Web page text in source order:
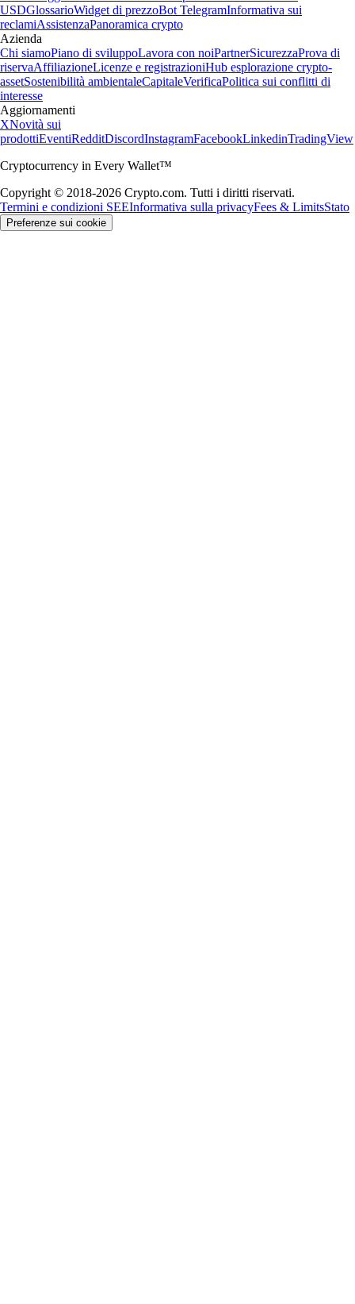
USDGlossarioWidget di prezzoBot TelegramInformativa sui
reclamiAssistenzaPanoramica crypto
Azienda
Chi siamoPiano di sviluppoLavora con noiPartnerSicurezzaProva di
riservaAffiliazioneLicenze e registrazioniHub esplorazione crypto-
assetSostenibilità ambientaleCapitaleVerificaPolitica sui conflitti di
interesse
Aggiornamenti
XNovità sui
prodottiEventiRedditDiscordInstagramFacebookLinkedinTradingView
Cryptocurrency in Every Wallet™
Copyright © 2018-2026 Crypto.com. Tutti i diritti riservati.
Termini e condizioni SEEInformativa sulla privacyFees & LimitsStato
Preferenze sui cookie